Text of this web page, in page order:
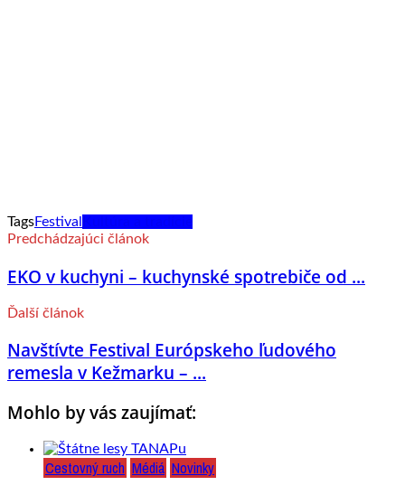
TagsFestival
Predchádzajúci článok
EKO v kuchyni – kuchynské spotrebiče od ...
Ďalší článok
Navštívte Festival Európskeho ľudového
remesla v Kežmarku – ...
Mohlo by vás zaujímať:
Cestovný ruch Médiá Novinky